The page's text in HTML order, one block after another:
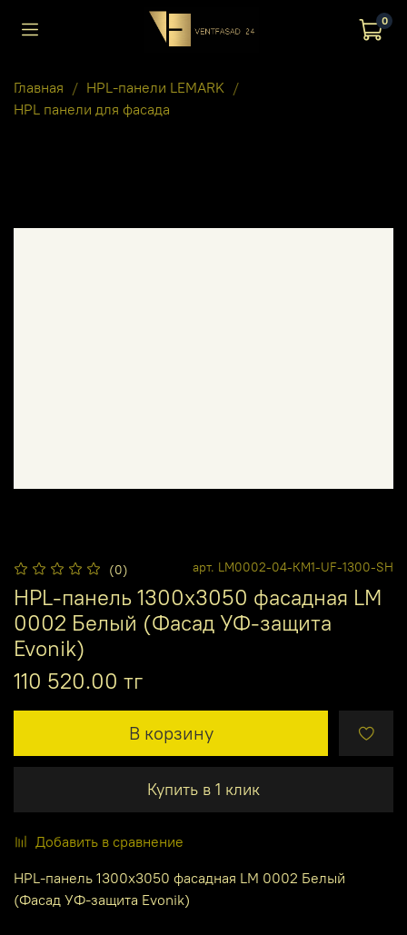
0
Главная
HPL-панели LEMARK
HPL панели для фасада
(0) арт. LM0002-04-КМ1-UF-1300-SH
HPL-панель 1300х3050 фасадная LM
0002 Белый (Фасад УФ-защита
Evonik)
110 520.00 тг
В корзину
Купить в 1 клик
Добавить в сравнение
HPL-панель 1300х3050 фасадная LM 0002 Белый
(Фасад УФ-защита Evonik)